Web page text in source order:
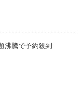
沸騰で予約殺到